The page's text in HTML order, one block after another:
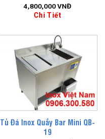
4,800,000VNĐ
Chi Tiết
Tủ Đá Inox Quầy Bar Mini QB-
19